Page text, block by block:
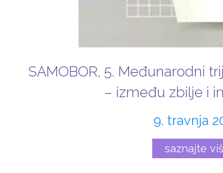
SAMOBOR, 5. Međunarodni
– između zbilje i
9. travnja
saznajte